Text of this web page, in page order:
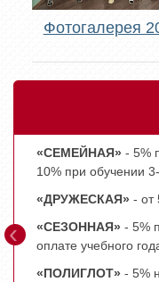
Фотогалерея
«СЕМЕЙНАЯ» - 5%
10% при обучении
«ДРУЖЕСКАЯ» - от
«СЕЗОННАЯ» - 5%
оплате учебного
«ПОЛИГЛОТ» - 5%
‹